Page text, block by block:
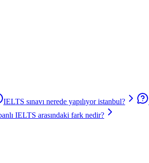
IELTS sınavı nerede yapılıyor istanbul?
IELTS arasındaki fark nedir?